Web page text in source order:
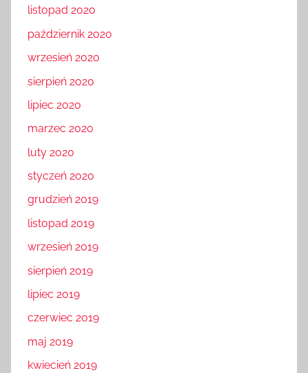
listopad 2020
październik 2020
wrzesień 2020
sierpień 2020
lipiec 2020
marzec 2020
luty 2020
styczeń 2020
grudzień 2019
listopad 2019
wrzesień 2019
sierpień 2019
lipiec 2019
czerwiec 2019
maj 2019
kwiecień 2019